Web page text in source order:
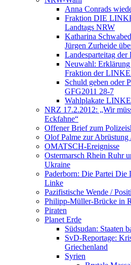
Anna Conrads
Fraktion DIE
Landtags NRW
Katharina
Jürgen Zurheide
Landesparteitag
Neuwahl:
Fraktion der
Schuld geben oder
GFG2011 28-7
Wahlplakate
NRZ 17.2.2012: „Wir
Eckfahne“
Offener Brief zum
Olof Palme zur
OMATSCH-Ereignisse
Ostermarsch Rhein Ruhr
Ukraine
Paderborn: Die Partei Die
Linke
Pazifistische Wende /
Philipp-Müller-Brücke in
Piraten
Planet Erde
Südsudan: Staaten
SvD-Reportage:
Griechenland
Syrien